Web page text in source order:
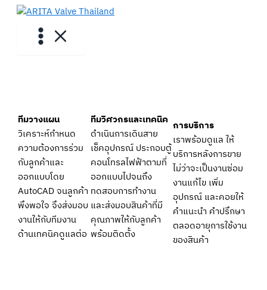
Skip
ทีมวางแผน
วิเคราะห์กำหนด
ความต้องการร่วม
กับลูกค้าและ
ออกแบบโดย
AutoCAD จนลูกค้า
พึงพอใจ จึงส่งมอบ
งานให้กับทีมงาน
ด้านเทคนิคดูแลต่อ
ทีมวิศวกรและเทคนิค
ดำเนินการเดินสาย
เช็คอุปกรณ์ ประกอบตู้
คอนโทรลไฟฟ้าตามที่
ออกแบบไปจนถึง
ทดสอบการทำงาน
และส่งมอบสินค้าที่มี
คุณภาพให้กับลูกค้า
พร้อมติดตั้ง
การบริการ
เราพร้อมดูแล ให้
บริการหลังการขาย
ไม่ว่าจะเป็นงานซ่อม
งานแก้ไข เพิ่ม
อุปกรณ์ และคอยให้
คำแนะนำ คำปรึกษา
ตลอดอายุการใช้งาน
ของสินค้า